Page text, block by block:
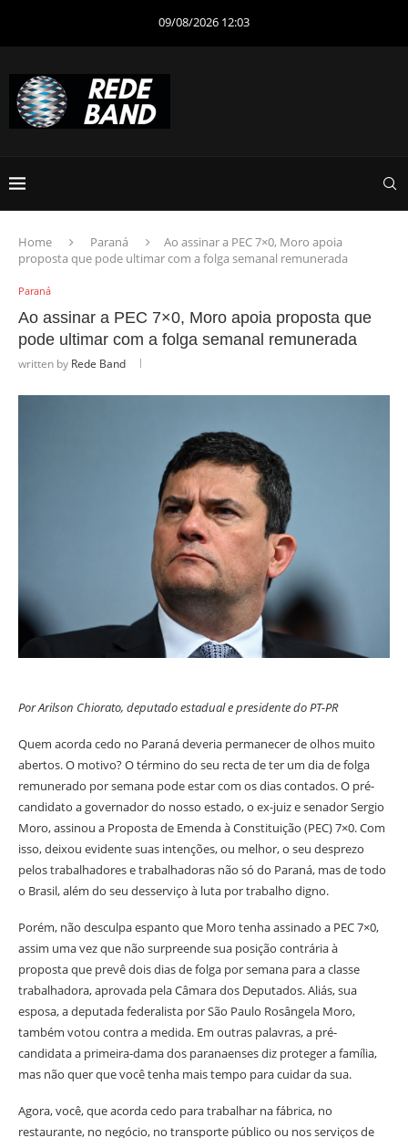
09/08/2026 12:03
Home Paraná
Ao assinar a PEC 7×0, Moro apoia
proposta que pode ultimar com a folga semanal remunerada
Paraná
Ao assinar a PEC 7×0, Moro apoia proposta que
pode ultimar com a folga semanal remunerada
written by Rede Band
Por Arilson Chiorato, deputado estadual e presidente do PT-PR
Quem acorda cedo no Paraná deveria permanecer de olhos muito
abertos. O motivo? O término do seu recta de ter um dia de folga
remunerado por semana pode estar com os dias contados. O pré-
candidato a governador do nosso estado, o ex-juiz e senador Sergio
Moro, assinou a Proposta de Emenda à Constituição (PEC) 7×0. Com
isso, deixou evidente suas intenções, ou melhor, o seu desprezo
pelos trabalhadores e trabalhadoras não só do Paraná, mas de todo
o Brasil, além do seu desserviço à luta por trabalho digno.
Porém, não desculpa espanto que Moro tenha assinado a PEC 7×0,
assim uma vez que não surpreende sua posição contrária à
proposta que prevê dois dias de folga por semana para a classe
trabalhadora, aprovada pela Câmara dos Deputados. Aliás, sua
esposa, a deputada federalista por São Paulo Rosângela Moro,
também votou contra a medida. Em outras palavras, a pré-
candidata a primeira-dama dos paranaenses diz proteger a família,
mas não quer que você tenha mais tempo para cuidar da sua.
Agora, você, que acorda cedo para trabalhar na fábrica, no
restaurante, no negócio, no transporte público ou nos serviços de